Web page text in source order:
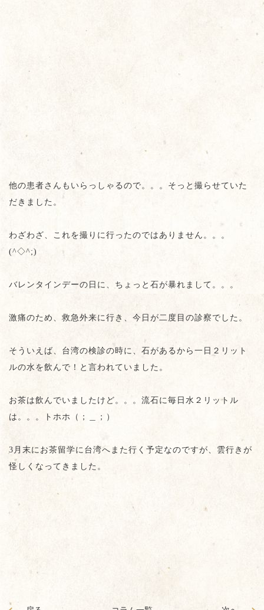
他の患者さんもいらっしゃるので。。。そっと撮らせていた
だきました。
わざわざ、これを撮りに行ったのではありません。。。
(^◇^;)
バレンタインデーの日に、ちょっと石が暴れまして。。。
激痛のため、救急外来に行き、今日が二度目の診察でした。
そういえば、台湾の検診の時に、石があるから一日２リット
ルの水を飲んで！と言われていました。
お茶は飲んでいましたけど。。。流石に毎日水２リットル
は。。。トホホ（；＿；）
3月末にお茶留学に台湾へまた行く予定なのですが、雲行きが
怪しくなってきました。